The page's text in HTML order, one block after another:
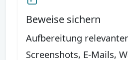
Beweise sichern
Aufbereitung
Screenshots, E-Mails,